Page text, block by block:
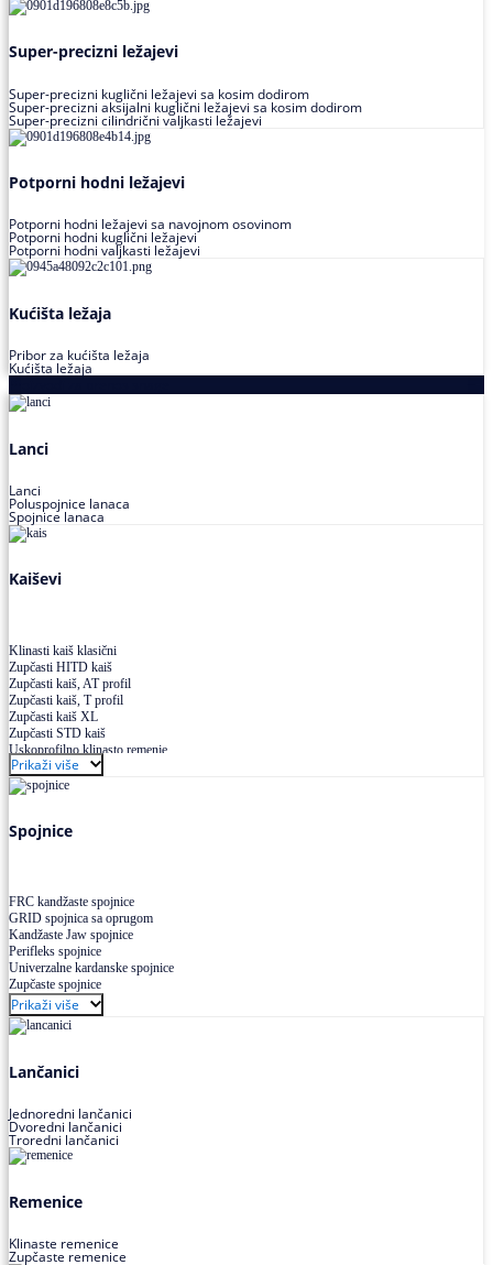
Super-precizni ležajevi
Super-precizni kuglični ležajevi sa kosim dodirom
Super-precizni aksijalni kuglični ležajevi sa kosim dodirom
Super-precizni cilindrični valjkasti ležajevi
Potporni hodni ležajevi
Potporni hodni ležajevi sa navojnom osovinom
Potporni hodni kuglični ležajevi
Potporni hodni valjkasti ležajevi
Kućišta ležaja
Pribor za kućišta ležaja
Kućišta ležaja
Lanci
Lanci
Poluspojnice lanaca
Spojnice lanaca
Kaiševi
Klinasti kaiš klasični
Zupčasti HITD kaiš
Zupčasti kaiš, AT profil
Zupčasti kaiš, T profil
Zupčasti kaiš XL
Zupčasti STD kaiš
Uskoprofilno klinasto remenje
Uskoprofilno klinasto remenje spojeno
Uskoprofilno klinasto remenje XP extra power
Višekanalno remenje PJ,PK
Prikaži više
Spojnice
FRC kandžaste spojnice
GRID spojnica sa oprugom
Kandžaste Jaw spojnice
Perifleks spojnice
Univerzalne kardanske spojnice
Zupčaste spojnice
Prikaži više
Lančanici
Jednoredni lančanici
Dvoredni lančanici
Troredni lančanici
Remenice
Klinaste remenice
Zupčaste remenice